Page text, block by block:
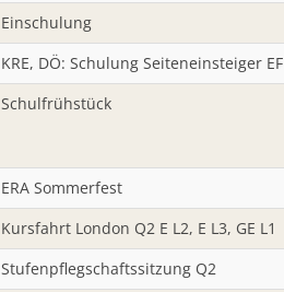
Einschulung
KRE, DÖ: Schulung Seiteneinsteiger EF
Schulfrühstück
ERA Sommerfest
Kursfahrt London Q2 E L2, E L3, GE L1
Stufenpflegschaftssitzung Q2